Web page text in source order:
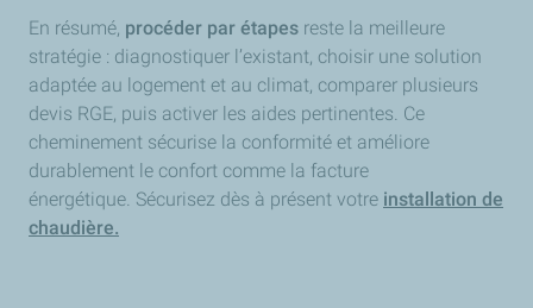
En résumé, procéder par étapes reste la meilleure
stratégie : diagnostiquer l’existant, choisir une solution
adaptée au logement et au climat, comparer plusieurs
devis RGE, puis activer les aides pertinentes. Ce
cheminement sécurise la conformité et améliore
durablement le confort comme la facture
énergétique. Sécurisez dès à présent votre installation de
chaudière.